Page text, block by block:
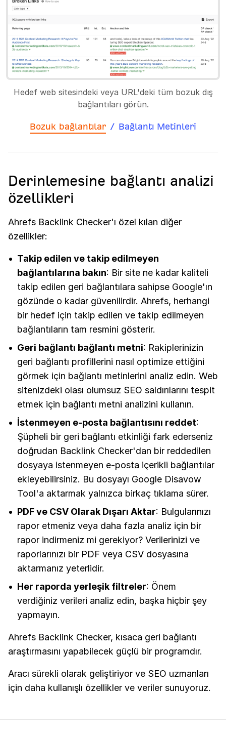
Hedef web sitesindeki veya URL'deki tüm bozuk dış
bağlantıları görün.
Bozuk bağlantılar / Bağlantı Metinleri
Derinlemesine bağlantı analizi
özellikleri
Ahrefs Backlink Checker'ı özel kılan diğer
özellikler:
Takip edilen ve takip edilmeyen
bağlantılarına bakın: Bir site ne kadar kaliteli
takip edilen geri bağlantılara sahipse Google'ın
gözünde o kadar güvenilirdir. Ahrefs, herhangi
bir hedef için takip edilen ve takip edilmeyen
bağlantıların tam resmini gösterir.
Geri bağlantı bağlantı metni: Rakiplerinizin
geri bağlantı profillerini nasıl optimize ettiğini
görmek için bağlantı metinlerini analiz edin. Web
sitenizdeki olası olumsuz SEO saldırılarını tespit
etmek için bağlantı metni analizini kullanın.
İstenmeyen e-posta bağlantısını reddet:
Şüpheli bir geri bağlantı etkinliği fark ederseniz
doğrudan Backlink Checker'dan bir reddedilen
dosyaya istenmeyen e-posta içerikli bağlantılar
ekleyebilirsiniz. Bu dosyayı Google Disavow
Tool'a aktarmak yalnızca birkaç tıklama sürer.
PDF ve CSV Olarak Dışarı Aktar: Bulgularınızı
rapor etmeniz veya daha fazla analiz için bir
rapor indirmeniz mi gerekiyor? Verilerinizi ve
raporlarınızı bir PDF veya CSV dosyasına
aktarmanız yeterlidir.
Her raporda yerleşik filtreler: Önem
verdiğiniz verileri analiz edin, başka hiçbir şey
yapmayın.
Ahrefs Backlink Checker, kısaca geri bağlantı
araştırmasını yapabilecek güçlü bir programdır.
Aracı sürekli olarak geliştiriyor ve SEO uzmanları
için daha kullanışlı özellikler ve veriler sunuyoruz.